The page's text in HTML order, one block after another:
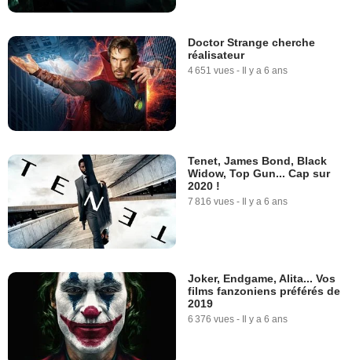
Doctor Strange cherche
réalisateur
4 651 vues - Il y a 6 ans
Tenet, James Bond, Black
Widow, Top Gun... Cap sur
2020 !
7 816 vues - Il y a 6 ans
Joker, Endgame, Alita... Vos
films fanzoniens préférés de
2019
6 376 vues - Il y a 6 ans